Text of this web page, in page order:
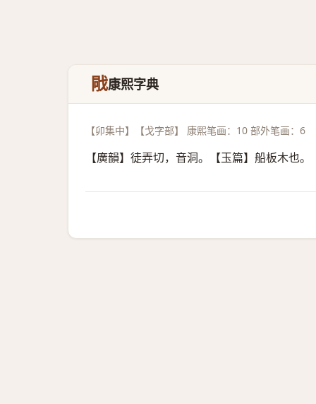
戙康熙字典
【卯集中】【戈字部】 康熙笔画：10 部外笔画：6
【廣韻】徒弄切，音洞。【玉篇】船板木也。